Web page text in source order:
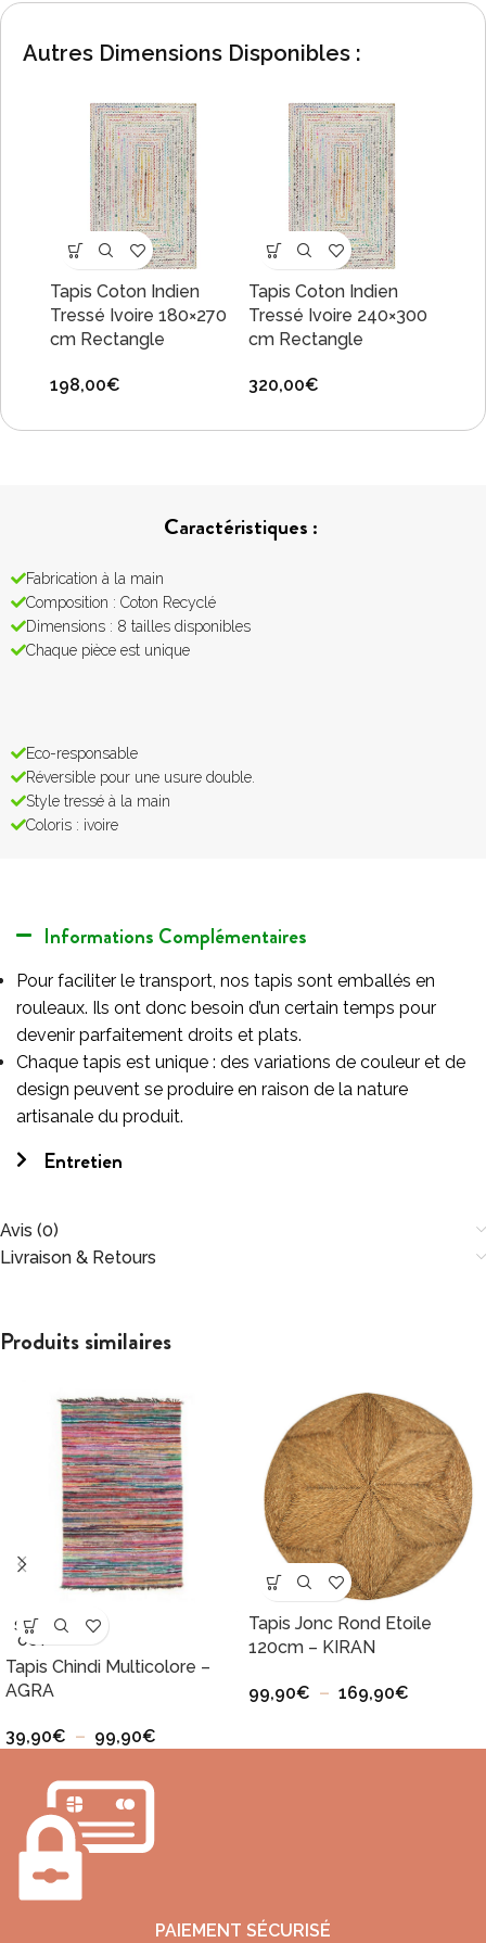
Autres Dimensions Disponibles :
Tapis Coton Indien
Tressé Ivoire 180×270
cm Rectangle
198,00€
Tapis Coton Indien
Tressé Ivoire 240×300
cm Rectangle
320,00€
Caractéristiques :
Fabrication à la main
Composition : Coton Recyclé
Dimensions : 8 tailles disponibles
Chaque pièce est unique
Eco-responsable
Réversible pour une usure double.
Style tressé à la main
Coloris : ivoire
Informations Complémentaires
Pour faciliter le transport, nos tapis sont emballés en
rouleaux. Ils ont donc besoin d’un certain temps pour
devenir parfaitement droits et plats.
Chaque tapis est unique : des variations de couleur et de
design peuvent se produire en raison de la nature
artisanale du produit.
Entretien
Avis (0)
Livraison & Retours
Produits similaires
SOLD
OUT
Tapis Chindi Multicolore –
AGRA
39,90€ – 99,90€
Tapis Jonc Rond Etoile
120cm – KIRAN
99,90€ – 169,90€
PAIEMENT SÉCURISÉ